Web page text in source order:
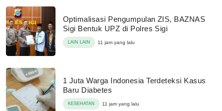
Optimalisasi Pengumpulan ZIS, BAZNAS
Sigi Bentuk UPZ di Polres Sigi
LAIN LAIN 11 jam yang lalu
1 Juta Warga Indonesia Terdeteksi Kasus
Baru Diabetes
KESEHATAN 11 jam yang lalu